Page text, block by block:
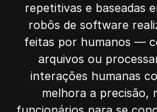
repetitivas e baseadas
robôs de software
feitas por humanos —
arquivos ou
interações humanas
melhora a precisão,